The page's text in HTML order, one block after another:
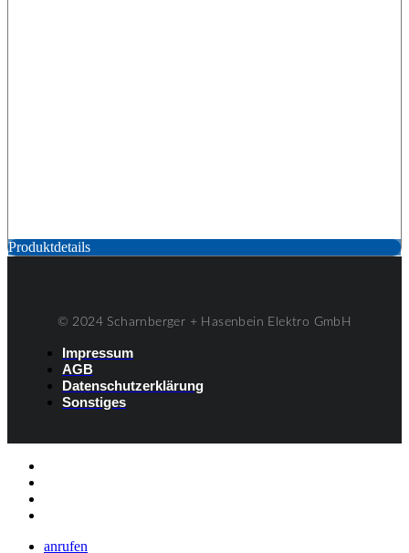
Produktdetails
© 2024 Scharnberger + Hasenbein Elektro GmbH
Impressum
AGB
Datenschutzerklärung
Sonstiges
anrufen